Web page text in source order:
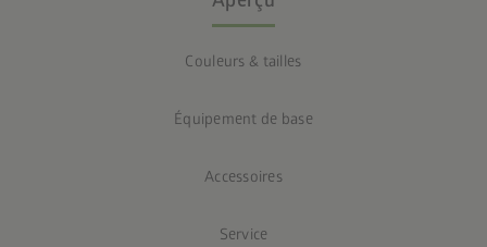
Couleurs & tailles
Équipement de base
Accessoires
Service